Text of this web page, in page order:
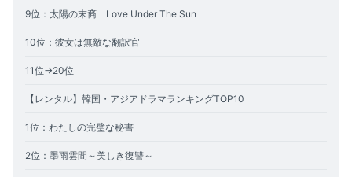
9位： 太陽の末裔 Love Under The Sun
10位：彼女は無敵な翻訳官
11位→20位
【レンタル】韓国・アジアドラマランキングTOP10
1位：わたしの完璧な秘書
2位：墨雨雲間～美しき復讐～